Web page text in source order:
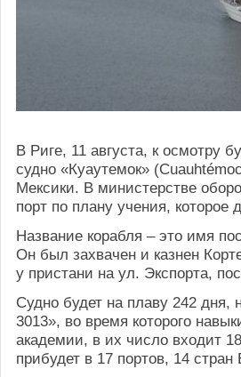
В Риге, 11 августа, к осмотру
судно «Куаутемок»
Мексики. В министерстве
порт по плану учения, которое
Название корабля – это имя
Он был захвачен и казнен
у пристани на ул. Экспорта,
Судно будет на плаву 242 дня,
3013», во время которого
академии, в их число входит
прибудет в 17 портов, 14